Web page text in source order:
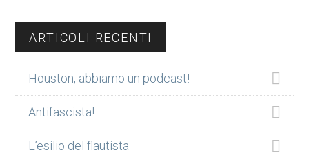
ARTICOLI RECENTI
Houston, abbiamo un podcast!
Antifascista!
L’esilio del flautista